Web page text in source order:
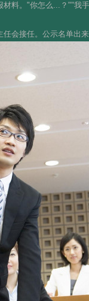
料。"你怎么...？""
会接任。公示名单出来